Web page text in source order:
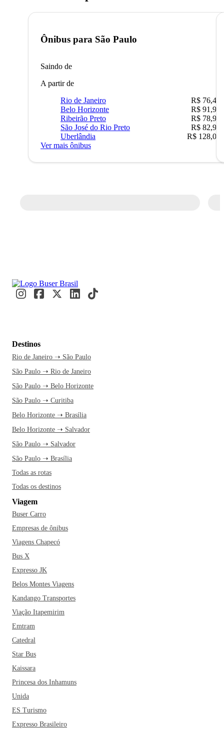
Ônibus para São Paulo
Saindo de
A partir de
Rio de Janeiro
R$ 76,42
Belo Horizonte
R$ 91,90
Ribeirão Preto
R$ 78,90
São José do Rio Preto
R$ 82,90
Uberlândia
R$ 128,05
Ver mais ônibus
Destinos
Rio de Janeiro ➝ São Paulo
São Paulo ➝ Rio de Janeiro
São Paulo ➝ Belo Horizonte
São Paulo ➝ Curitiba
Belo Horizonte ➝ Brasília
Belo Horizonte ➝ Salvador
São Paulo ➝ Salvador
São Paulo ➝ Brasília
Todas as rotas
Todas os destinos
Viagem
Buser Carro
Empresas de ônibus
Viagens Chapecó
Bus X
Expresso JK
Belos Montes Viagens
Kandango Transportes
Viação Itapemirim
Emtram
Catedral
Star Bus
Kaissara
Princesa dos Inhamuns
Unida
ES Turismo
Expresso Brasileiro